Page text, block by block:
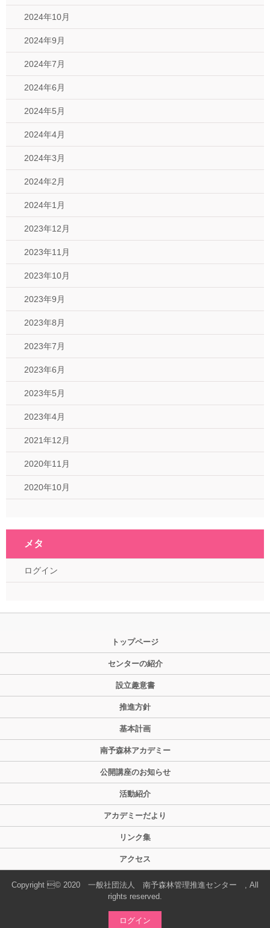
2024年10月
2024年9月
2024年7月
2024年6月
2024年5月
2024年4月
2024年3月
2024年2月
2024年1月
2023年12月
2023年11月
2023年10月
2023年9月
2023年8月
2023年7月
2023年6月
2023年5月
2023年4月
2021年12月
2020年11月
2020年10月
メタ
ログイン
トップページ
センターの紹介
設立趣意書
推進方針
基本計画
南予森林アカデミー
公開講座のお知らせ
活動紹介
アカデミーだより
リンク集
アクセス
Copyright © 2020 一般社団法人 南予森林管理推進センター , All
rights reserved.
ログイン